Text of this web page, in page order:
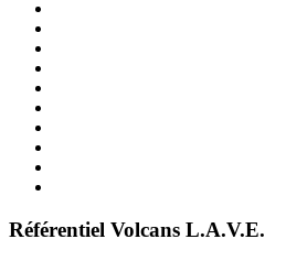
Référentiel Volcans L.A.V.E.